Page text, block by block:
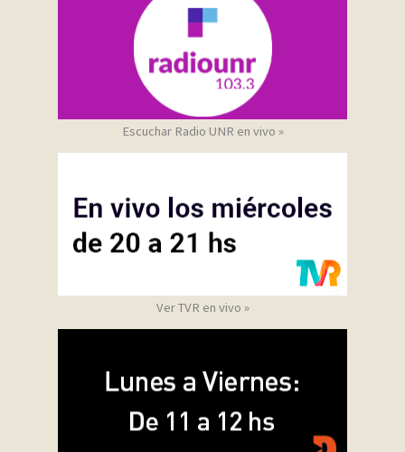
Escuchar Radio UNR en vivo »
Ver TVR en vivo »